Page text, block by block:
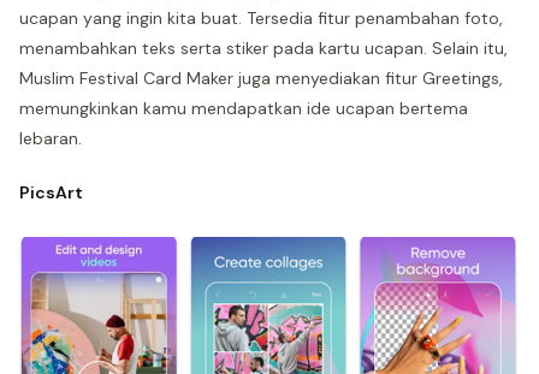
ucapan yang ingin kita buat. Tersedia fitur penambahan foto,
menambahkan teks serta stiker pada kartu ucapan. Selain itu,
Muslim Festival Card Maker juga menyediakan fitur Greetings,
memungkinkan kamu mendapatkan ide ucapan bertema
lebaran.
PicsArt